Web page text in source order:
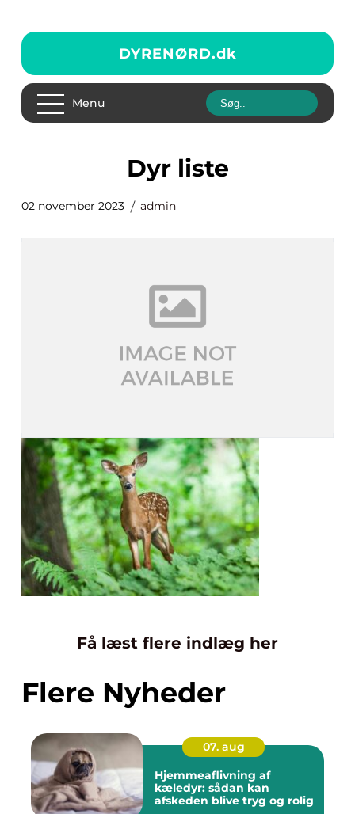
DYRENØRD.dk
Menu
dyr liste
02 november 2023 admin
Få læst flere indlæg her
Flere Nyheder
07. aug
Hjemmeaflivning af
kæledyr: sådan kan
afskeden blive tryg og rolig